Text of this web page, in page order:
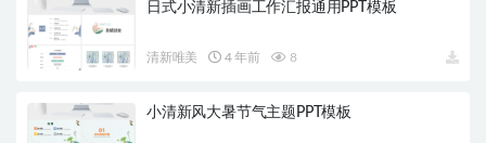
日式小清新插画工作汇报通用PPT模板
清新唯美 4 年前 8
小清新风大暑节气主题PPT模板